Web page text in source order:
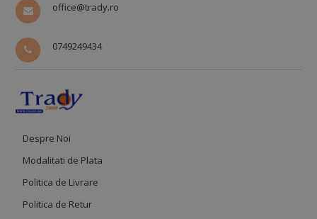
office@trady.ro
0749249434
Despre Noi
Modalitati de Plata
Politica de Livrare
Politica de Retur